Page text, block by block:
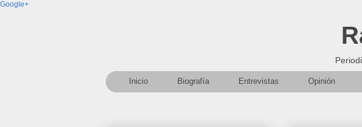
Google+
Inicio Biografía Entrevistas Opinión